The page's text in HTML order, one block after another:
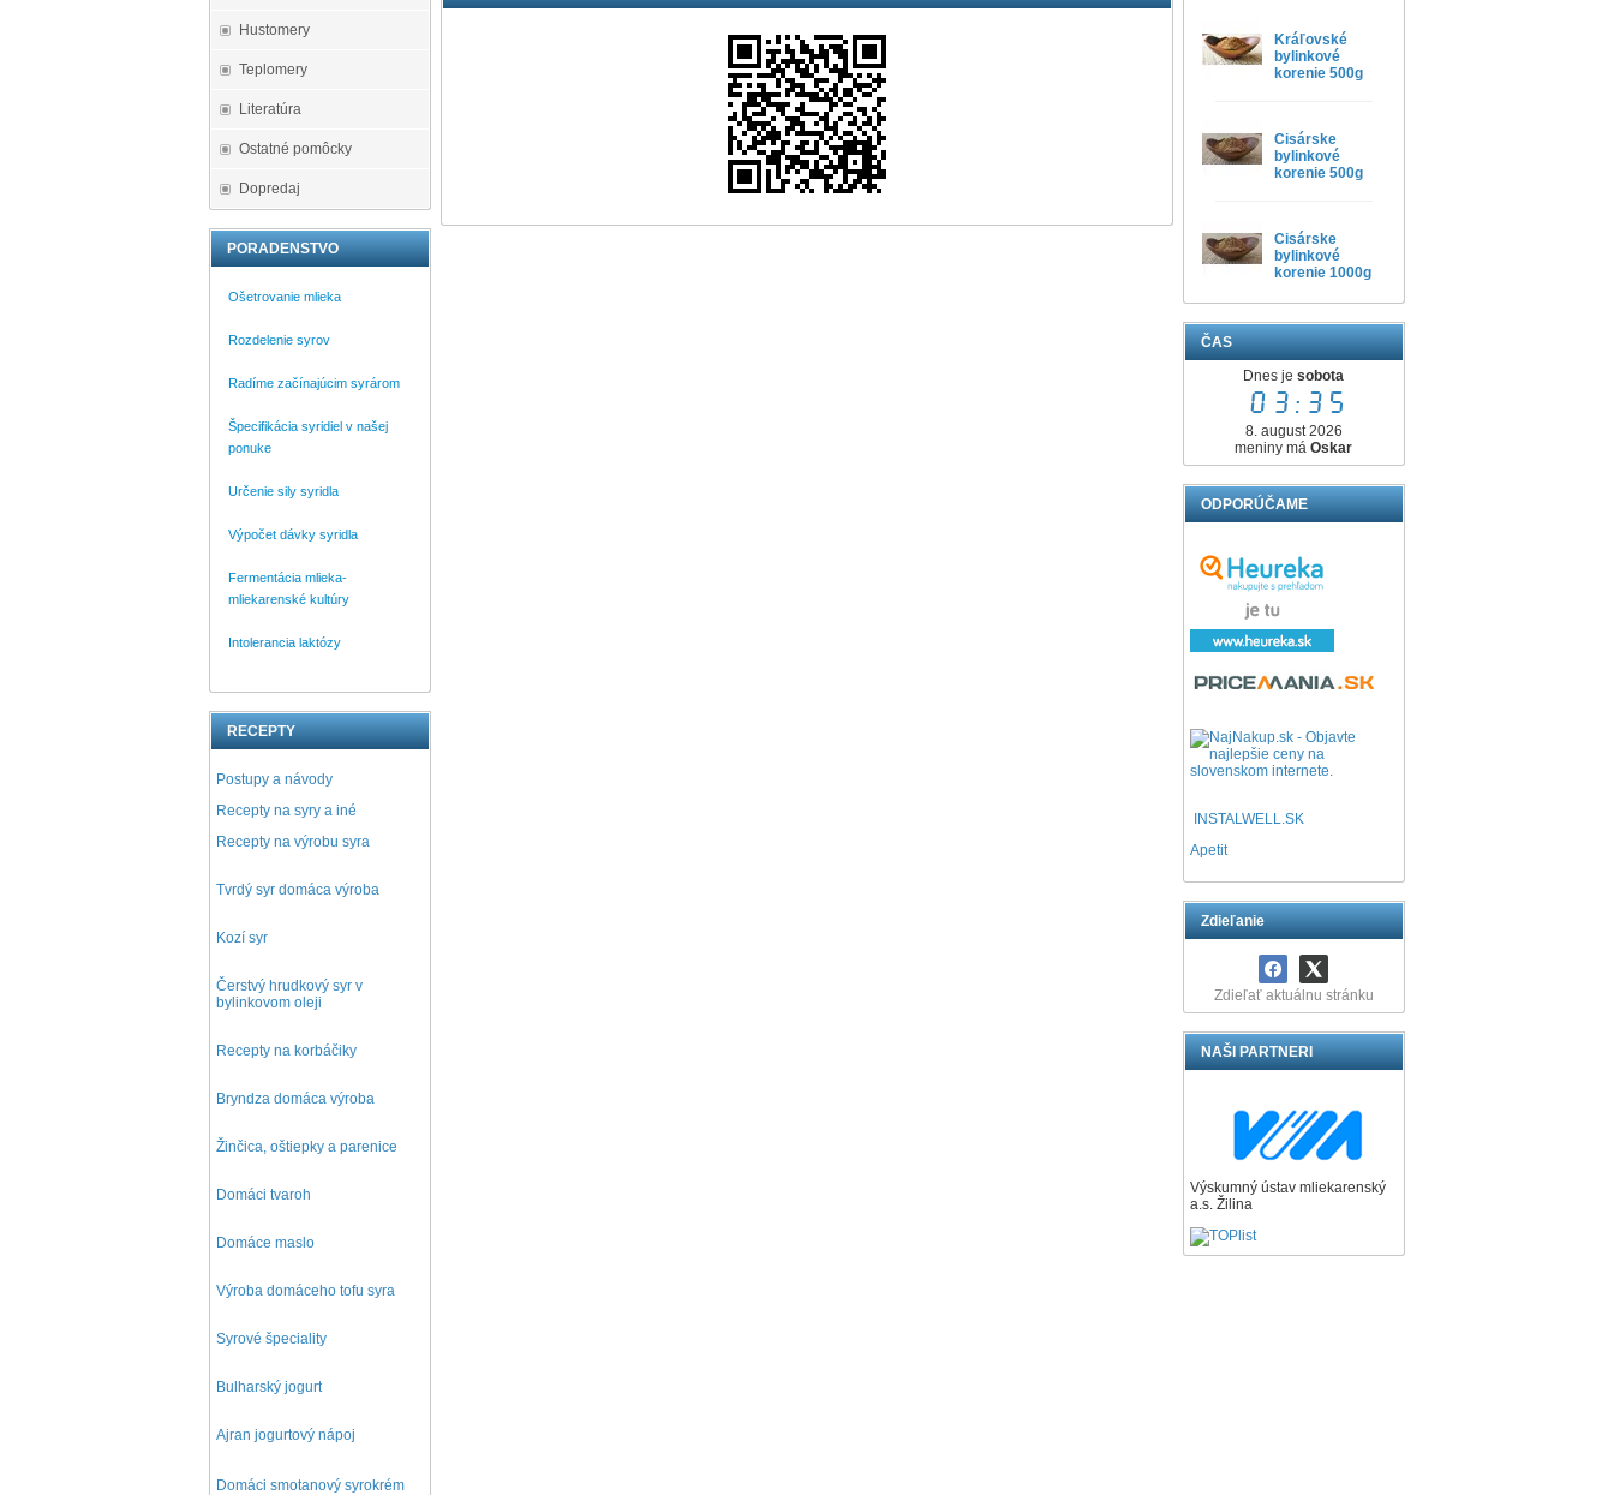
Hustomery
Teplomery
Literatúra
Ostatné pomôcky
Dopredaj
PORADENSTVO
Ošetrovanie mlieka
Rozdelenie syrov
Radíme začínajúcim syrárom
Špecifikácia syridiel v našej
ponuke
Určenie sily syridla
Výpočet dávky syridla
Fermentácia mlieka-
mliekarenské kultúry
Intolerancia laktózy
RECEPTY
Postupy a návody
Recepty na syry a iné
Recepty na výrobu syra
Tvrdý syr domáca výroba
Kozí syr
Čerstvý hrudkový syr v
bylinkovom oleji
Recepty na korbáčiky
Bryndza domáca výroba
Žinčica, oštiepky a parenice
Domáci tvaroh
Domáce maslo
Výroba domáceho tofu syra
Syrové špeciality
Bulharský jogurt
Ajran jogurtový nápoj
Domáci smotanový syrokrém
Kráľovské
bylinkové
korenie 500g
Cisárske
bylinkové
korenie 500g
Cisárske
bylinkové
korenie 1000g
ČAS
Dnes jesobota
03:35
8. august 2026
meniny máOskar
ODPORÚČAME
INSTALWELL.SK
Apetit
Zdieľanie
Zdieľať aktuálnu stránku
NAŠI PARTNERI
Výskumný ústav mliekarenský
a.s. Žilina